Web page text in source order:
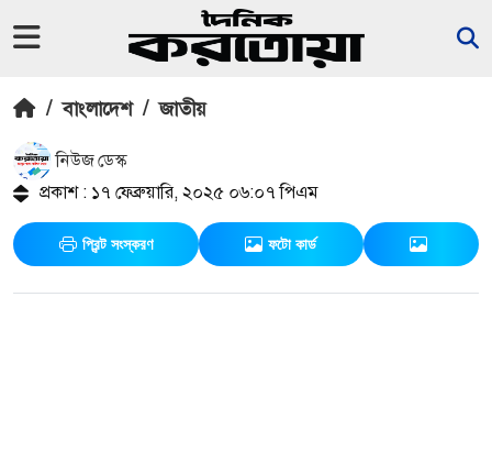
/ বাংলাদেশ / জাতীয়
নিউজ ডেস্ক
প্রকাশ : ১৭ ফেব্রুয়ারি, ২০২৫ ০৬:০৭ পিএম
প্রিন্ট সংস্করণ ফটো কার্ড